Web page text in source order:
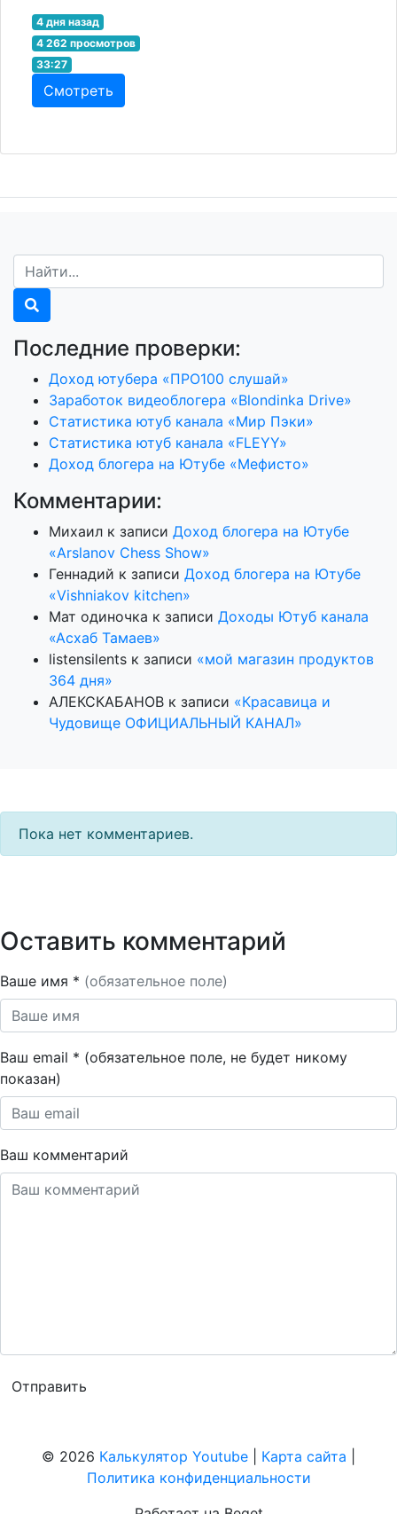
4 дня назад
4 262 просмотров
33:27
Смотреть
Последние проверки:
Доход ютубера «ПРО100 слушай»
Заработок видеоблогера «Blondinka Drive»
Статистика ютуб канала «Мир Пэки»
Статистика ютуб канала «FLEYY»
Доход блогера на Ютубе «Мефисто»
Комментарии:
Михаил к записи Доход блогера на Ютубе
«Arslanov Chess Show»
Геннадий к записи Доход блогера на Ютубе
«Vishniakov kitchen»
Мат одиночка к записи Доходы Ютуб канала
«Асхаб Тамаев»
listensilents к записи «мой магазин продуктов
364 дня»
АЛЕКСКАБАНОВ к записи «Красавица и
Чудовище ОФИЦИАЛЬНЫЙ КАНАЛ»
Пока нет комментариев.
Оставить комментарий
Ваше имя * (обязательное поле)
Ваш email * (обязательное поле, не будет никому
показан)
Ваш комментарий
© 2026 Калькулятор Youtube Карта сайта
Политика конфиденциальности